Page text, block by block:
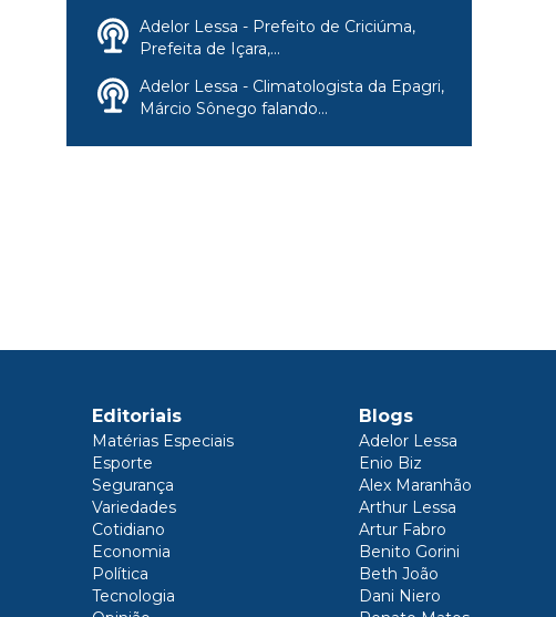
Adelor Lessa - Prefeito de Criciúma,
Prefeita de Içara,...
Adelor Lessa - Climatologista da Epagri,
Márcio Sônego falando...
Editoriais
Matérias Especiais
Esporte
Segurança
Variedades
Cotidiano
Economia
Política
Tecnologia
Blogs
Adelor Lessa
Enio Biz
Alex Maranhão
Arthur Lessa
Artur Fabro
Benito Gorini
Beth João
Dani Niero